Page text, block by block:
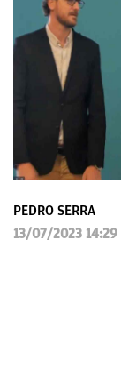
PEDRO SERRA
13/07/2023 14:29